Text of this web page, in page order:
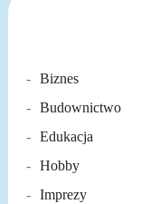
Biznes
Budownictwo
Edukacja
Hobby
Imprezy